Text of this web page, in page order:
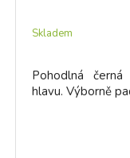
Skladem
Pohodlná
hlavu. Výborně